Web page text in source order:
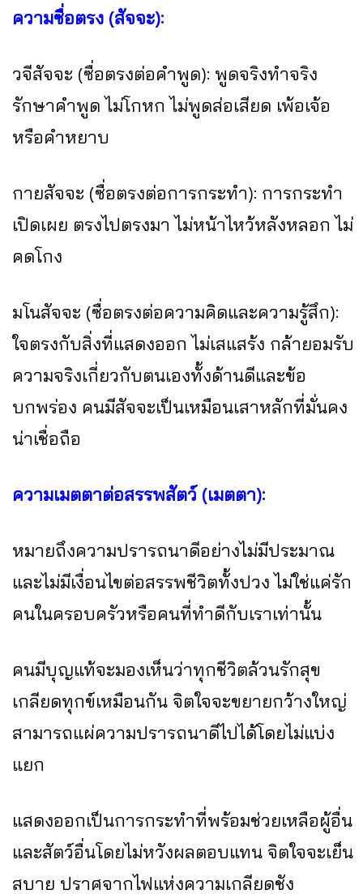
ความซื่อตรง (สัจจะ):
วจีสัจจะ (ซื่อตรงต่อคำพูด): พูดจริงทำจริง
รักษาคำพูด ไม่โกหก ไม่พูดส่อเสียด เพ้อเจ้อ
หรือคำหยาบ
กายสัจจะ (ซื่อตรงต่อการกระทำ): การกระทำ
เปิดเผย ตรงไปตรงมา ไม่หน้าไหว้หลังหลอก ไม่
คดโกง
มโนสัจจะ (ซื่อตรงต่อความคิดและความรู้สึก):
ใจตรงกับสิ่งที่แสดงออก ไม่เสแสร้ง กล้ายอมรับ
ความจริงเกี่ยวกับตนเองทั้งด้านดีและข้อ
บกพร่อง คนมีสัจจะเป็นเหมือนเสาหลักที่มั่นคง
น่าเชื่อถือ
ความเมตตาต่อสรรพสัตว์ (เมตตา):
หมายถึงความปรารถนาดีอย่างไม่มีประมาณ
และไม่มีเงื่อนไขต่อสรรพชีวิตทั้งปวง ไม่ใช่แค่รัก
คนในครอบครัวหรือคนที่ทำดีกับเราเท่านั้น
คนมีบุญแท้จะมองเห็นว่าทุกชีวิตล้วนรักสุข
เกลียดทุกข์เหมือนกัน จิตใจจะขยายกว้างใหญ่
สามารถแผ่ความปรารถนาดีไปได้โดยไม่แบ่ง
แยก
แสดงออกเป็นการกระทำที่พร้อมช่วยเหลือผู้อื่น
และสัตว์อื่นโดยไม่หวังผลตอบแทน จิตใจจะเย็น
สบาย ปราศจากไฟแห่งความเกลียดชัง